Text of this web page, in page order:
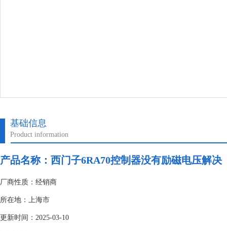
基础信息
Product information
产品名称： 西门子6RA70控制器没有励磁电压解决
厂商性质：经销商
所在地：上海市
更新时间：2025-03-10